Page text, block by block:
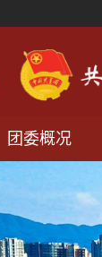
团委概况